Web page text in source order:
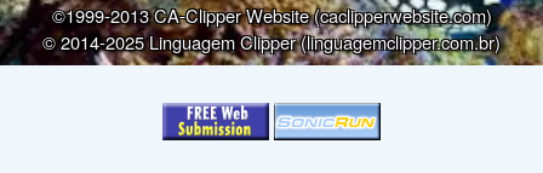
©1999-2013 CA-Clipper Website (caclipperwebsite.com)
© 2014-2025 Linguagem Clipper (linguagemclipper.com.br)